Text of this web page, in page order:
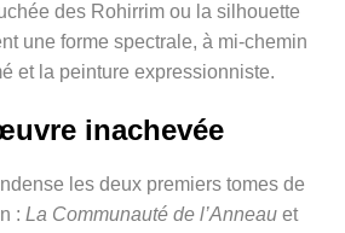
des Rohirrim ou la silhouette
une forme spectrale, à mi-chemin
et la peinture expressionniste.
inachevée
les deux premiers tomes de
: La Communauté de l’Anneau et